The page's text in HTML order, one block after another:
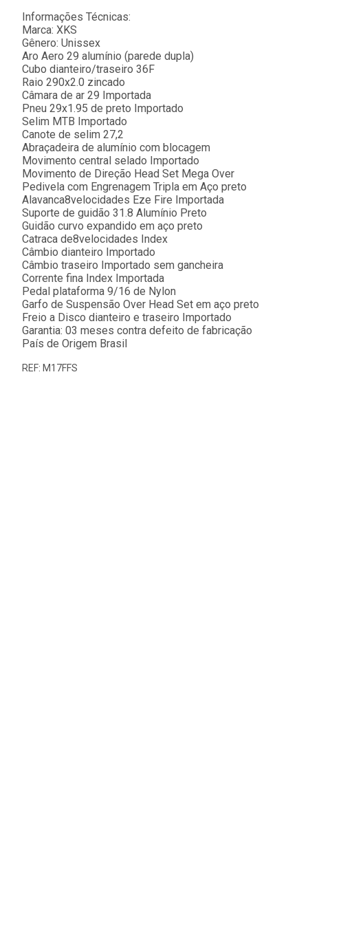
Informações Técnicas:
Marca: XKS
Gênero: Unissex
Aro Aero 29 alumínio (parede dupla)
Cubo dianteiro/traseiro 36F
Raio 290x2.0 zincado
Câmara de ar 29 Importada
Pneu 29x1.95 de preto Importado
Selim MTB Importado
Canote de selim 27,2
Abraçadeira de alumínio com blocagem
Movimento central selado Importado
Movimento de Direção Head Set Mega Over
Pedivela com Engrenagem Tripla em Aço preto
Alavanca8velocidades Eze Fire Importada
Suporte de guidão 31.8 Alumínio Preto
Guidão curvo expandido em aço preto
Catraca de8velocidades Index
Câmbio dianteiro Importado
Câmbio traseiro Importado sem gancheira
Corrente fina Index Importada
Pedal plataforma 9/16 de Nylon
Garfo de Suspensão Over Head Set em aço preto
Freio a Disco dianteiro e traseiro Importado
Garantia: 03 meses contra defeito de fabricação
País de Origem Brasil
REF: M17FFS